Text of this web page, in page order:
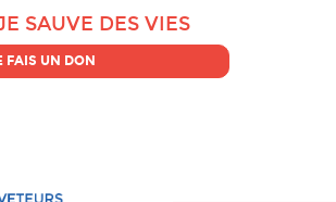
SAUVE DES VIES
FAIS UN DON